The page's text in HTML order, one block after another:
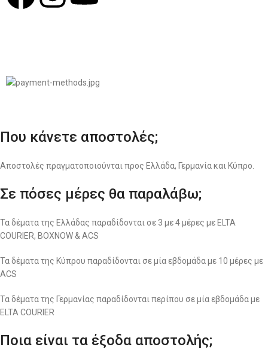
Που κάνετε αποστολές;
Αποστολές πραγματοποιούνται προς Ελλάδα, Γερμανία και Κύπρο.
Σε πόσες μέρες θα παραλάβω;
Τα δέματα της Ελλάδας παραδίδονται σε 3 με 4 μέρες με ELTA
COURIER, BOXNOW & ACS
Τα δέματα της Κύπρου παραδίδονται σε μία εβδομάδα με 10 μέρες με
ACS
Τα δέματα της Γερμανίας παραδίδονται περίπου σε μία εβδομάδα με
ELTA COURIER
Ποια είναι τα έξοδα αποστολής;